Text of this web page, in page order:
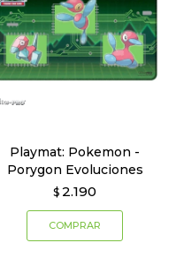
Playmat: Pokemon -
Porygon Evoluciones
$ 2.190